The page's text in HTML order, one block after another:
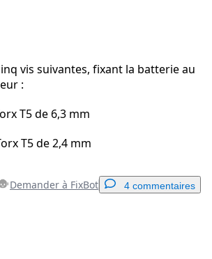
vis suivantes, fixant la batterie au
:
T5 de 6,3 mm
T5 de 2,4 mm
Demander à FixBot 4 commentaires